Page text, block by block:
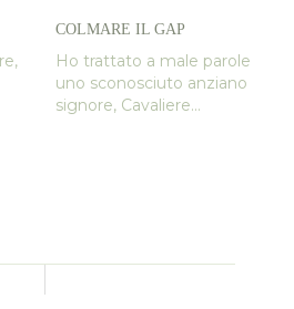
COLMARE IL GAP
Ho trattato a male parole
uno sconosciuto anziano
signore, Cavaliere...